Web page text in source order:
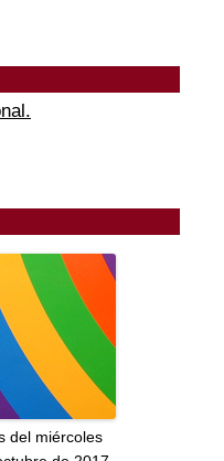
del miércoles